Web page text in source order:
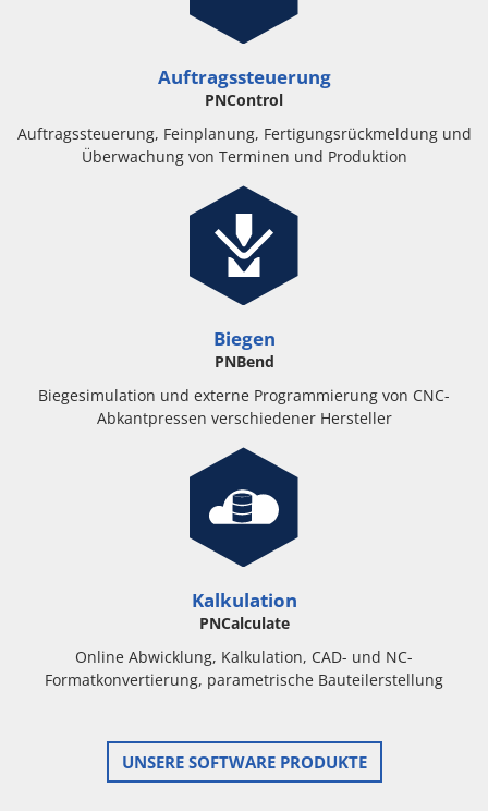
Auftragssteuerung
PNControl
Auftragssteuerung, Feinplanung, Fertigungsrückmeldung und
Überwachung von Terminen und Produktion
Biegen
PNBend
Biegesimulation und externe Programmierung von CNC-
Abkantpressen verschiedener Hersteller
Kalkulation
PNCalculate
Online Abwicklung, Kalkulation, CAD- und NC-
Formatkonvertierung, parametrische Bauteilerstellung
UNSERE SOFTWARE PRODUKTE